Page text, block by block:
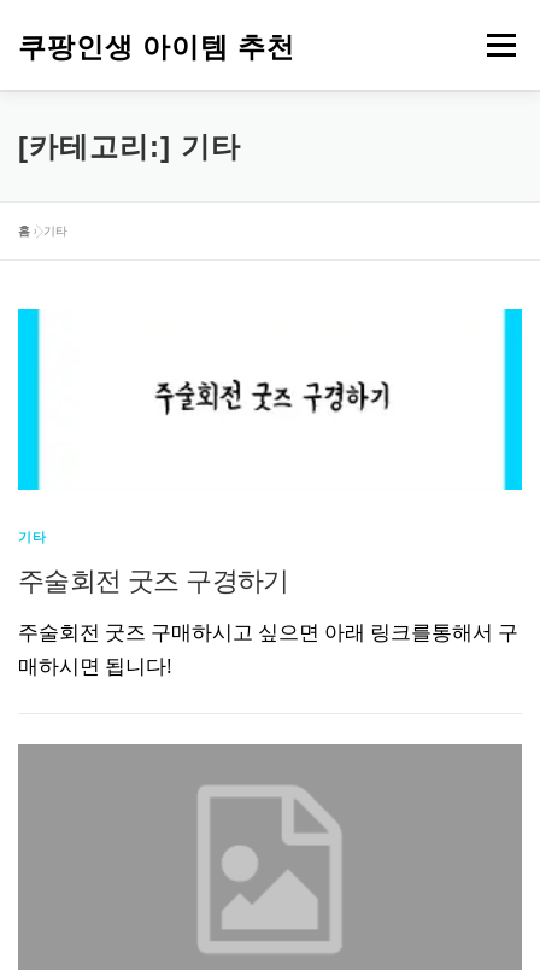
로
쿠팡인생 아이템 추천 메뉴
건강 옷 뷰티
컴퓨터
[카테고리:] 기타
홈 »기타
기타
주술회전 굿즈 구경하기
주술회전 굿즈 구매하시고 싶으면 아래 링크를통해서 구
매하시면 됩니다!